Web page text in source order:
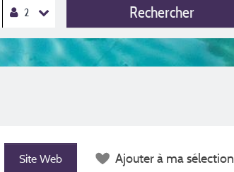
Rechercher
Site Web Ajouter à ma sélection